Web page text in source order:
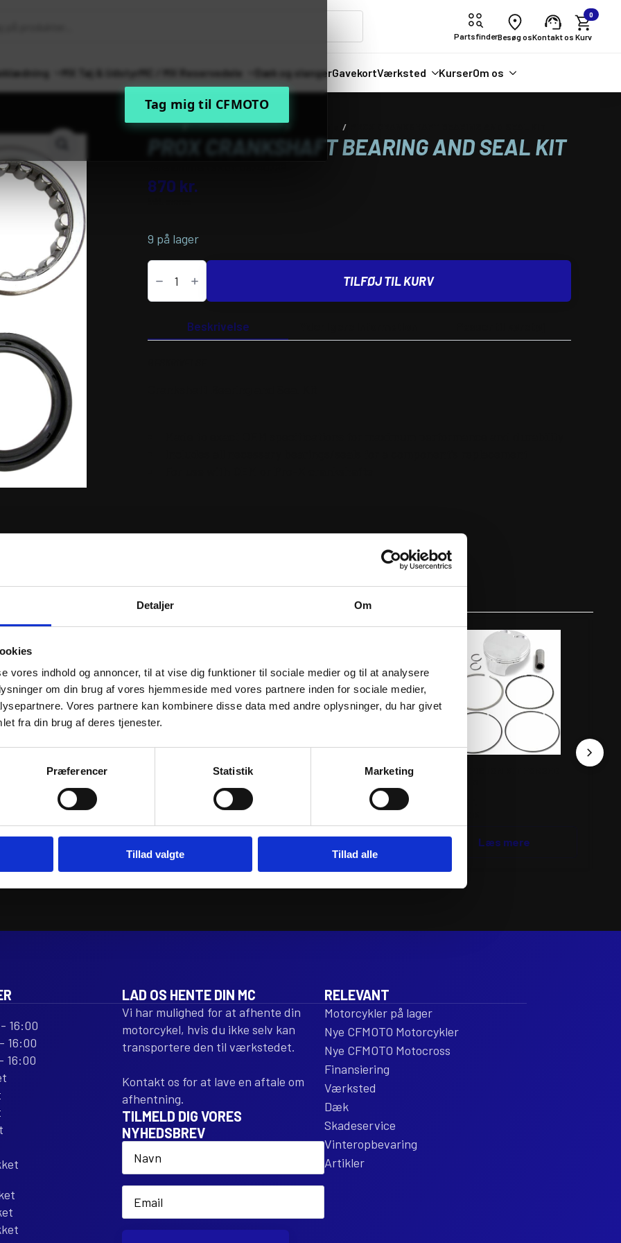
Detaljer Om
vores indhold og annoncer, til at vise dig funktioner til sociale medier og til at analysere
om din brug af vores hjemmeside med vores partnere inden for sociale medier,
Vores partnere kan kombinere disse data med andre oplysninger, du har givet
fra din brug af deres tjenester.
Præferencer Statistik Marketing
Tillad valgte Tillad alle
Tag mig til CFMOTO
PartsfinderBesøg osKontakt os
0
MX Tøj & Udstyr MC / MX Reservedele Dæk og slangerGavekortVærksted KurserOm os
Forside MC / MX Reservedele
PROX CRANKSHAFT BEARING AND SEAL KIT
870 kr.
9 på lager
PROX
CRANKSHAFT
BEARING
AND
TILFØJ TIL KURV
Beskrivelse
ATHENA PISTON KIT CAST-LITE
545
inkl. moms
ATHENA PISTON KIT FORGED
ATHENA
PISTON
Ø46,96mm
antal
Læs mere
16:00
16:00
16:00
LAD OS HENTE DIN MC
Vi har mulighed for at afhente din
motorcykel, hvis du ikke selv kan
transportere den til værkstedet.
Kontakt os for at lave en aftale om
afhentning.
TILMELD DIG VORES
NYHEDSBREV
Name
Email
RELEVANT
Motorcykler på lager
Nye CFMOTO Motorcykler
Nye CFMOTO Motocross
Finansiering
Værksted
Dæk
Skadeservice
Vinteropbevaring
Artikler